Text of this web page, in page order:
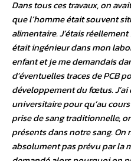
Dans tous ces travaux, on
que l’homme était souvent
alimentaire. J’étais
était ingénieur dans mon
enfant et je me demandais
d’éventuelles traces de PCB
développement du fœtus.
universitaire pour qu’au
prise de sang traditionnelle,
présents dans notre sang. On
absolument pas prévu par la